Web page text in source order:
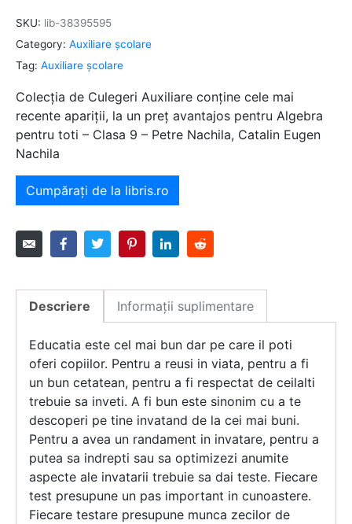
SKU: lib-38395595
Category: Auxiliare şcolare
Tag: Auxiliare şcolare
Colecția de Culegeri Auxiliare conține cele mai
recente apariții, la un preț avantajos pentru Algebra
pentru toti – Clasa 9 – Petre Nachila, Catalin Eugen
Nachila
Cumpărați de la libris.ro
Descriere Informații suplimentare
Educatia este cel mai bun dar pe care il poti
oferi copiilor. Pentru a reusi in viata, pentru a fi
un bun cetatean, pentru a fi respectat de ceilalti
trebuie sa inveti. A fi bun este sinonim cu a te
descoperi pe tine invatand de la cei mai buni.
Pentru a avea un randament in invatare, pentru a
putea sa indrepti sau sa optimizezi anumite
aspecte ale invatarii trebuie sa dai teste. Fiecare
test presupune un pas important in cunoastere.
Fiecare testare presupune munca zecilor de